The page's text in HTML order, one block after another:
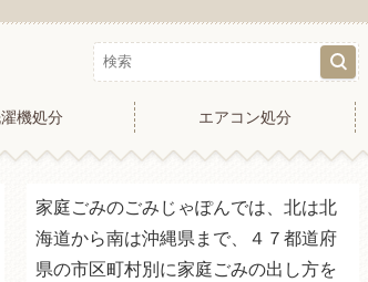
機処分 エアコン処分
家庭ごみのごみじゃぽんでは、北は北
海道から南は沖縄県まで、４７都道府
県の市区町村別に家庭ごみの出し方を